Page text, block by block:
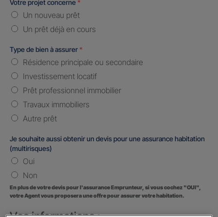
Votre projet concerne *
Un nouveau prêt
Un prêt déjà en cours
Type de bien à assurer *
Résidence principale ou secondaire
Investissement locatif
Prêt professionnel immobilier
Travaux immobiliers
Autre prêt
Je souhaite aussi obtenir un devis pour une assurance habitation
(multirisques)
Oui
Non
En plus de votre devis pour l'assurance Emprunteur, si vous cochez "OUI",
votre Agent vous proposera une offre pour assurer votre habitation.